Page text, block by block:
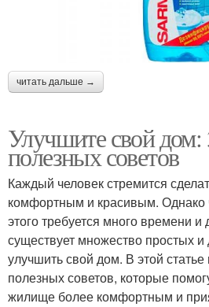
читать дальше →
Улучшите свой
полезных советов
Каждый человек стремится
комфортным и красивым. Однако
этого требуется много времени
существует множество простых
улучшить свой дом. В этой
полезных советов, которые
жилище более комфортным и